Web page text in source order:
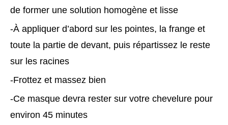
de former une solution homogène et lisse
-À appliquer d’abord sur les pointes, la frange et
toute la partie de devant, puis répartissez le reste
sur les racines
-Frottez et massez bien
-Ce masque devra rester sur votre chevelure pour
environ 45 minutes